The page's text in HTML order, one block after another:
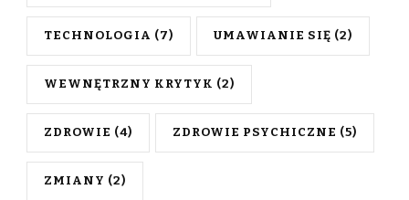
TECHNOLOGIA (7) UMAWIANIE SIĘ (2)
WEWNĘTRZNY KRYTYK (2)
ZDROWIE (4) ZDROWIE PSYCHICZNE (5)
ZMIANY (2)